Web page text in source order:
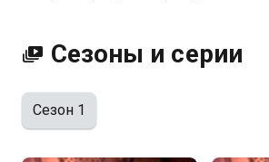
Сезоны и серии
Сезон 1